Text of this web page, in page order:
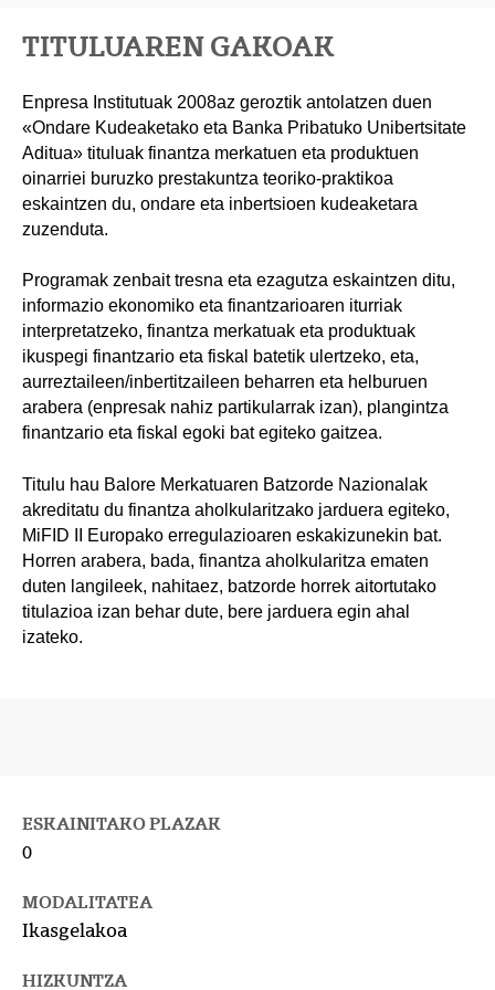
TITULUAREN GAKOAK
Enpresa Institutuak 2008az geroztik antolatzen duen
«Ondare Kudeaketako eta Banka Pribatuko Unibertsitate
Aditua» tituluak finantza merkatuen eta produktuen
oinarriei buruzko prestakuntza teoriko-praktikoa
eskaintzen du, ondare eta inbertsioen kudeaketara
zuzenduta.
Programak zenbait tresna eta ezagutza eskaintzen ditu,
informazio ekonomiko eta finantzarioaren iturriak
interpretatzeko, finantza merkatuak eta produktuak
ikuspegi finantzario eta fiskal batetik ulertzeko, eta,
aurreztaileen/inbertitzaileen beharren eta helburuen
arabera (enpresak nahiz partikularrak izan), plangintza
finantzario eta fiskal egoki bat egiteko gaitzea.
Titulu hau Balore Merkatuaren Batzorde Nazionalak
akreditatu du finantza aholkularitzako jarduera egiteko,
MiFID II Europako erregulazioaren eskakizunekin bat.
Horren arabera, bada, finantza aholkularitza ematen
duten langileek, nahitaez, batzorde horrek aitortutako
titulazioa izan behar dute, bere jarduera egin ahal
izateko.
ESKAINITAKO PLAZAK
0
MODALITATEA
Ikasgelakoa
HIZKUNTZA